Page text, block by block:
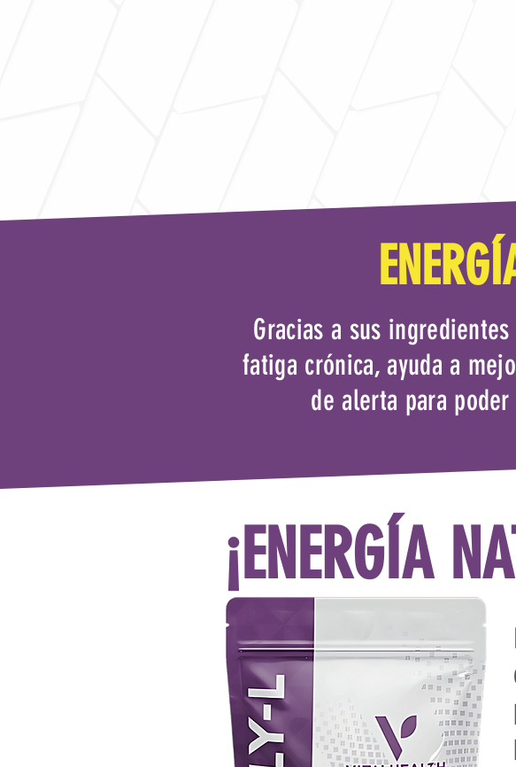
Gracias a sus
fatiga crónica, ayuda a
de alerta para
¡ENERGÍA